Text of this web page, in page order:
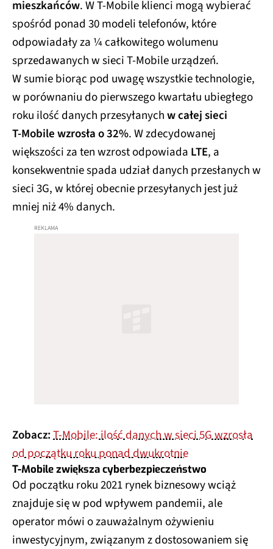
mieszkańców. W T‑Mobile klienci mogą wybierać
spośród ponad 30 modeli telefonów, które
odpowiadały za ¼ całkowitego wolumenu
sprzedawanych w sieci T‑Mobile urządzeń.
W sumie biorąc pod uwagę wszystkie technologie,
w porównaniu do pierwszego kwartału ubiegłego
roku ilość danych przesyłanychw całej sieci
T‑Mobile wzrosła o 32%. W zdecydowanej
większości za ten wzrost odpowiada LTE, a
konsekwentnie spada udział danych przesłanych w
sieci 3G, w której obecnie przesyłanych jest już
mniej niż 4% danych.
Zobacz:T-Mobile: ilość danych w sieci 5G wzrosła
od początku roku ponad dwukrotnie
T-Mobile zwiększa cyberbezpieczeństwo
Od początku roku 2021 rynek biznesowy wciąż
znajduje się w pod wpływem pandemii, ale
operator mówi o zauważalnym ożywieniu
inwestycyjnym, związanym z dostosowaniem się